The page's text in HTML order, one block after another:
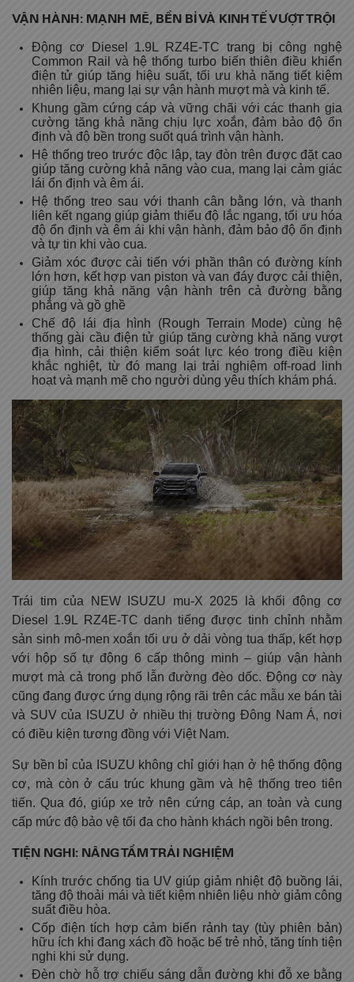
VẬN HÀNH: MẠNH MẼ, BỀN BỈ VÀ KINH TẾ VƯỢT TRỘI
Động cơ Diesel 1.9L RZ4E-TC trang bị công nghệ
Common Rail và hệ thống turbo biến thiên điều khiển
điện tử giúp tăng hiệu suất, tối ưu khả năng tiết kiệm
nhiên liệu, mang lại sự vận hành mượt mà và kinh tế.
Khung gầm cứng cáp và vững chãi với các thanh gia
cường tăng khả năng chịu lực xoắn, đảm bảo độ ổn
định và độ bền trong suốt quá trình vận hành.
Hệ thống treo trước độc lập, tay đòn trên được đặt cao
giúp tăng cường khả năng vào cua, mang lại cảm giác
lái ổn định và êm ái.
Hệ thống treo sau với thanh cân bằng lớn, và thanh
liên kết ngang giúp giảm thiểu độ lắc ngang, tối ưu hóa
độ ổn định và êm ái khi vận hành, đảm bảo độ ổn định
và tự tin khi vào cua.
Giảm xóc được cải tiến với phần thân có đường kính
lớn hơn, kết hợp van piston và van đáy được cải thiện,
giúp tăng khả năng vận hành trên cả đường bằng
phẳng và gồ ghề
Chế độ lái địa hình (Rough Terrain Mode) cùng hệ
thống gài cầu điện tử giúp tăng cường khả năng vượt
địa hình, cải thiện kiểm soát lực kéo trong điều kiện
khắc nghiệt, từ đó mang lại trải nghiệm off-road linh
hoạt và mạnh mẽ cho người dùng yêu thích khám phá.
Trái tim của NEW ISUZU mu-X 2025 là khối động cơ
Diesel 1.9L RZ4E-TC danh tiếng được tinh chỉnh nhằm
sản sinh mô-men xoắn tối ưu ở dải vòng tua thấp, kết hợp
với hộp số tự động 6 cấp thông minh – giúp vận hành
mượt mà cả trong phố lẫn đường đèo dốc. Động cơ này
cũng đang được ứng dụng rộng rãi trên các mẫu xe bán tải
và SUV của ISUZU ở nhiều thị trường Đông Nam Á, nơi
có điều kiện tương đồng với Việt Nam.
Sự bền bỉ của ISUZU không chỉ giới hạn ở hệ thống động
cơ, mà còn ở cấu trúc khung gầm và hệ thống treo tiên
tiến. Qua đó, giúp xe trở nên cứng cáp, an toàn và cung
cấp mức độ bảo vệ tối đa cho hành khách ngồi bên trong.
TIỆN NGHI: NÂNG TẦM TRẢI NGHIỆM
Kính trước chống tia UV giúp giảm nhiệt độ buồng lái,
tăng độ thoải mái và tiết kiệm nhiên liệu nhờ giảm công
suất điều hòa.
Cốp điện tích hợp cảm biến rảnh tay (tùy phiên bản)
hữu ích khi đang xách đồ hoặc bế trẻ nhỏ, tăng tính tiện
nghi khi sử dụng.
Đèn chờ hỗ trợ chiếu sáng dẫn đường khi đỗ xe bằng